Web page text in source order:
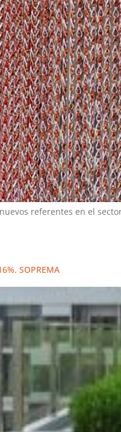
referentes en el
SOPREMA